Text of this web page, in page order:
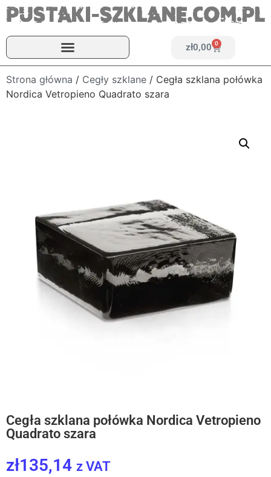
zł0,00 0
Strona główna / Cegły szklane / Cegła szklana połówka
Nordica Vetropieno Quadrato szara
Cegła szklana połówka Nordica Vetropieno
Quadrato szara
zł135,14 z VAT